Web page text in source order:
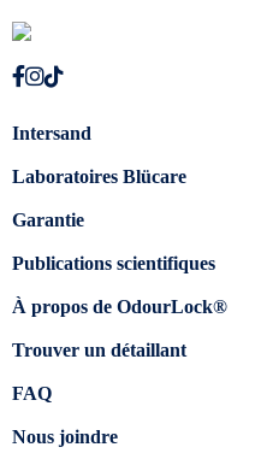
Intersand
Laboratoires Blücare
Garantie
Publications scientifiques
À propos de OdourLock®
Trouver un détaillant
FAQ
Nous joindre